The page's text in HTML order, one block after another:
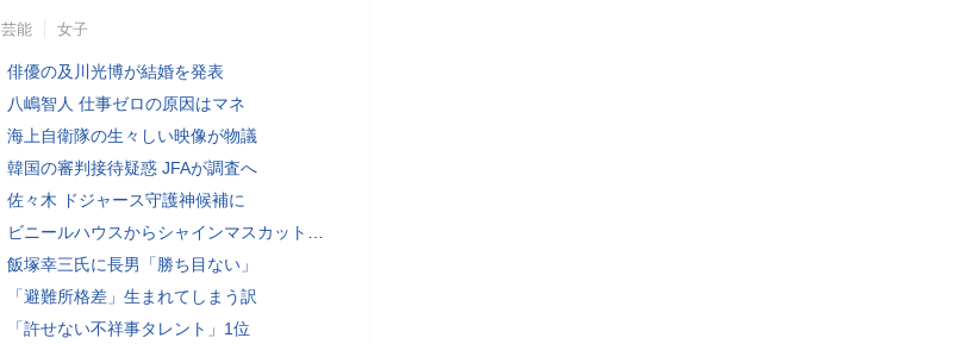
芸能 女子
俳優の及川光博が結婚を発表
八嶋智人 仕事ゼロの原因はマネ
海上自衛隊の生々しい映像が物議
韓国の審判接待疑惑 JFAが調査へ
佐々木 ドジャース守護神候補に
ビニールハウスからシャインマスカット約200房を盗んだ疑い ネットで販売か 無職の男（42）逮捕 岡山県警
飯塚幸三氏に長男「勝ち目ない」
「避難所格差」生まれてしまう訳
「許せない不祥事タレント」1位